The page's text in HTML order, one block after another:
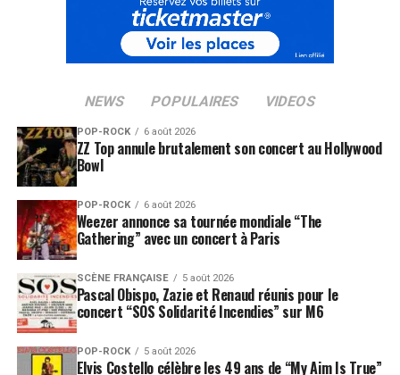
NEWS POPULAIRES VIDEOS
POP-ROCK 6 août 2026
ZZ Top annule brutalement son concert au Hollywood
Bowl
POP-ROCK 6 août 2026
Weezer annonce sa tournée mondiale “The
Gathering” avec un concert à Paris
SCÈNE FRANÇAISE 5 août 2026
Pascal Obispo, Zazie et Renaud réunis pour le
concert “SOS Solidarité Incendies” sur M6
POP-ROCK 5 août 2026
Elvis Costello célèbre les 49 ans de “My Aim Is True”